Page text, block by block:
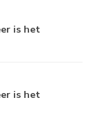
is het
is het